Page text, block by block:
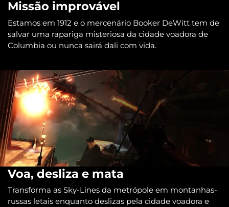
Missão improvável
Estamos em 1912 e o mercenário Booker DeWitt tem de
salvar uma rapariga misteriosa da cidade voadora de
Columbia ou nunca sairá dali com vida.
Voa, desliza e mata
Transforma as Sky-Lines da metrópole em montanhas-
russas letais enquanto deslizas pela cidade voadora e